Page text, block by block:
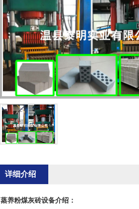
详细介绍
蒸养粉煤灰砖设备介绍：